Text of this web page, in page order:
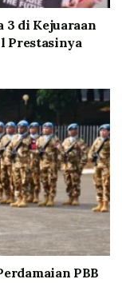
3 di Kejuaraan
Prestasinya
PBB